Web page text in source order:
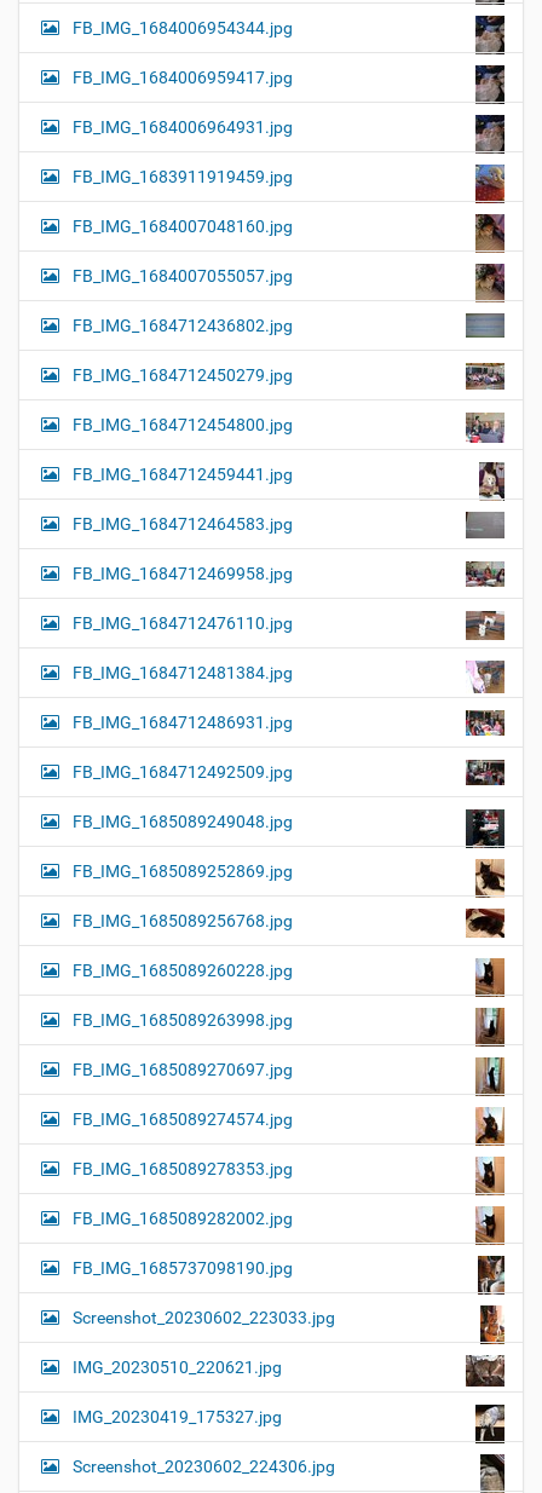
FB_IMG_1684006954344.jpg
FB_IMG_1684006959417.jpg
FB_IMG_1684006964931.jpg
FB_IMG_1683911919459.jpg
FB_IMG_1684007048160.jpg
FB_IMG_1684007055057.jpg
FB_IMG_1684712436802.jpg
FB_IMG_1684712450279.jpg
FB_IMG_1684712454800.jpg
FB_IMG_1684712459441.jpg
FB_IMG_1684712464583.jpg
FB_IMG_1684712469958.jpg
FB_IMG_1684712476110.jpg
FB_IMG_1684712481384.jpg
FB_IMG_1684712486931.jpg
FB_IMG_1684712492509.jpg
FB_IMG_1685089249048.jpg
FB_IMG_1685089252869.jpg
FB_IMG_1685089256768.jpg
FB_IMG_1685089260228.jpg
FB_IMG_1685089263998.jpg
FB_IMG_1685089270697.jpg
FB_IMG_1685089274574.jpg
FB_IMG_1685089278353.jpg
FB_IMG_1685089282002.jpg
FB_IMG_1685737098190.jpg
Screenshot_20230602_223033.jpg
IMG_20230510_220621.jpg
IMG_20230419_175327.jpg
Screenshot_20230602_224306.jpg